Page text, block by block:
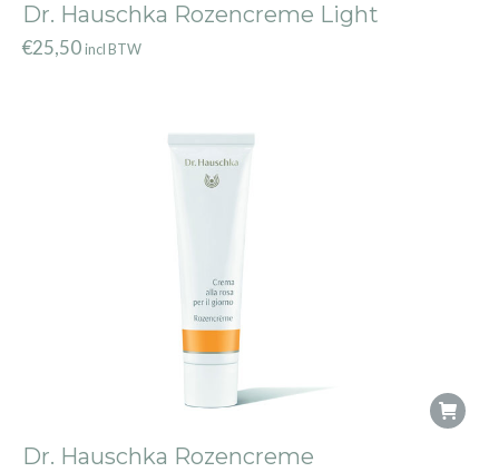
Dr. Hauschka Rozencreme Light
€25,50 incl BTW
Dr. Hauschka Rozencreme